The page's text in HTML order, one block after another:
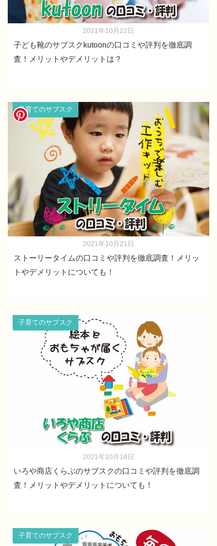
2021年10月22日
子ども靴のサブスクkutoonの口コミや評判を徹底調
査！メリットやデメリットは？
子育てのサブスク
2021年10月21日
ストーリータイムの口コミや評判を徹底調査！メリッ
トやデメリットについても！
子育てのサブスク
2021年10月18日
いろや商店くらぶのサブスクの口コミや評判を徹底調
査！メリットやデメリットについても！
子育てのサブスク